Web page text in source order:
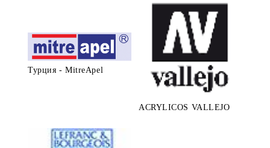
Турция - MitreApel
ACRYLICOS VALLEJO